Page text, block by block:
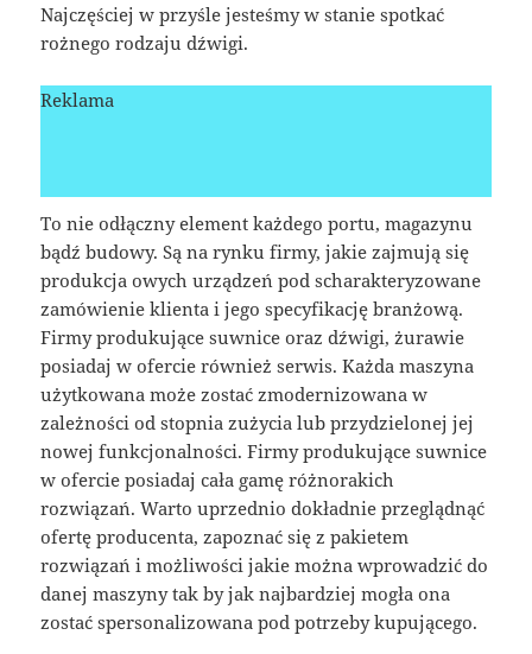
Najczęściej w przyśle jesteśmy w stanie spotkać
rożnego rodzaju dźwigi.
Reklama
To nie odłączny element każdego portu, magazynu
bądź budowy. Są na rynku firmy, jakie zajmują się
produkcja owych urządzeń pod scharakteryzowane
zamówienie klienta i jego specyfikację branżową.
Firmy produkujące suwnice oraz dźwigi, żurawie
posiadaj w ofercie również serwis. Każda maszyna
użytkowana może zostać zmodernizowana w
zależności od stopnia zużycia lub przydzielonej jej
nowej funkcjonalności. Firmy produkujące suwnice
w ofercie posiadaj cała gamę różnorakich
rozwiązań. Warto uprzednio dokładnie przeglądnąć
ofertę producenta, zapoznać się z pakietem
rozwiązań i możliwości jakie można wprowadzić do
danej maszyny tak by jak najbardziej mogła ona
zostać spersonalizowana pod potrzeby kupującego.